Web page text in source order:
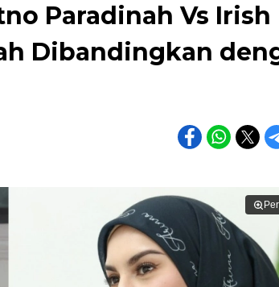
Paradinah Vs Irish
Dibandingkan